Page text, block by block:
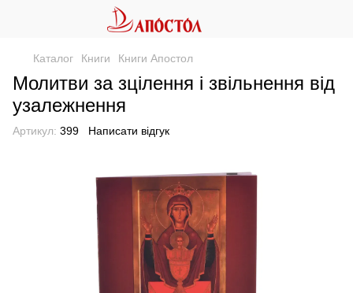
Каталог Книги Книги Апостол
Молитви за зцілення і звільнення від
узалежнення
Артикул: 399 Написати відгук